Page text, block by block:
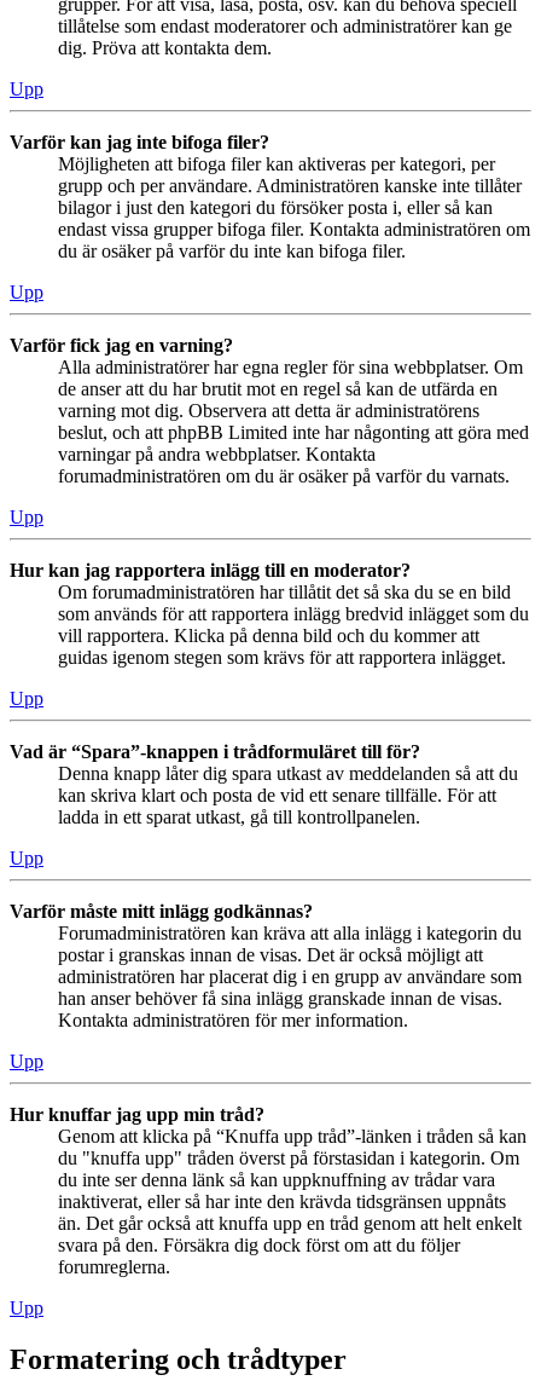
grupper. För att visa, läsa, posta, osv. kan du behöva speciell
tillåtelse som endast moderatorer och administratörer kan ge
dig. Pröva att kontakta dem.
Upp
Varför kan jag inte bifoga filer?
Möjligheten att bifoga filer kan aktiveras per kategori, per
grupp och per användare. Administratören kanske inte tillåter
bilagor i just den kategori du försöker posta i, eller så kan
endast vissa grupper bifoga filer. Kontakta administratören om
du är osäker på varför du inte kan bifoga filer.
Upp
Varför fick jag en varning?
Alla administratörer har egna regler för sina webbplatser. Om
de anser att du har brutit mot en regel så kan de utfärda en
varning mot dig. Observera att detta är administratörens
beslut, och att phpBB Limited inte har någonting att göra med
varningar på andra webbplatser. Kontakta
forumadministratören om du är osäker på varför du varnats.
Upp
Hur kan jag rapportera inlägg till en moderator?
Om forumadministratören har tillåtit det så ska du se en bild
som används för att rapportera inlägg bredvid inlägget som du
vill rapportera. Klicka på denna bild och du kommer att
guidas igenom stegen som krävs för att rapportera inlägget.
Upp
Vad är “Spara”-knappen i trådformuläret till för?
Denna knapp låter dig spara utkast av meddelanden så att du
kan skriva klart och posta de vid ett senare tillfälle. För att
ladda in ett sparat utkast, gå till kontrollpanelen.
Upp
Varför måste mitt inlägg godkännas?
Forumadministratören kan kräva att alla inlägg i kategorin du
postar i granskas innan de visas. Det är också möjligt att
administratören har placerat dig i en grupp av användare som
han anser behöver få sina inlägg granskade innan de visas.
Kontakta administratören för mer information.
Upp
Hur knuffar jag upp min tråd?
Genom att klicka på “Knuffa upp tråd”-länken i tråden så kan
du "knuffa upp" tråden överst på förstasidan i kategorin. Om
du inte ser denna länk så kan uppknuffning av trådar vara
inaktiverat, eller så har inte den krävda tidsgränsen uppnåts
än. Det går också att knuffa upp en tråd genom att helt enkelt
svara på den. Försäkra dig dock först om att du följer
forumreglerna.
Upp
Formatering och trådtyper